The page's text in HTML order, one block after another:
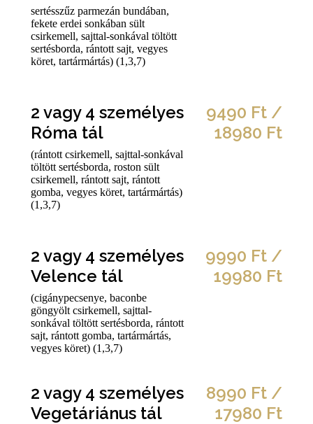
sertésszűz parmezán bundában,
fekete erdei sonkában sült
csirkemell, sajttal-sonkával töltött
sertésborda, rántott sajt, vegyes
köret, tartármártás) (1,3,7)
2 vagy 4 személyes
Róma tál
(rántott csirkemell, sajttal-sonkával
töltött sertésborda, roston sült
csirkemell, rántott sajt, rántott
gomba, vegyes köret, tartármártás)
(1,3,7)
9490 Ft /
18980 Ft
2 vagy 4 személyes
Velence tál
(cigánypecsenye, baconbe
göngyölt csirkemell, sajttal-
sonkával töltött sertésborda, rántott
sajt, rántott gomba, tartármártás,
vegyes köret) (1,3,7)
9990 Ft /
19980 Ft
2 vagy 4 személyes
Vegetáriánus tál
8990 Ft /
17980 Ft